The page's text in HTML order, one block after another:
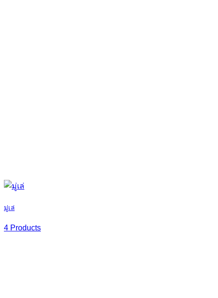
มู่เล่
4 Products